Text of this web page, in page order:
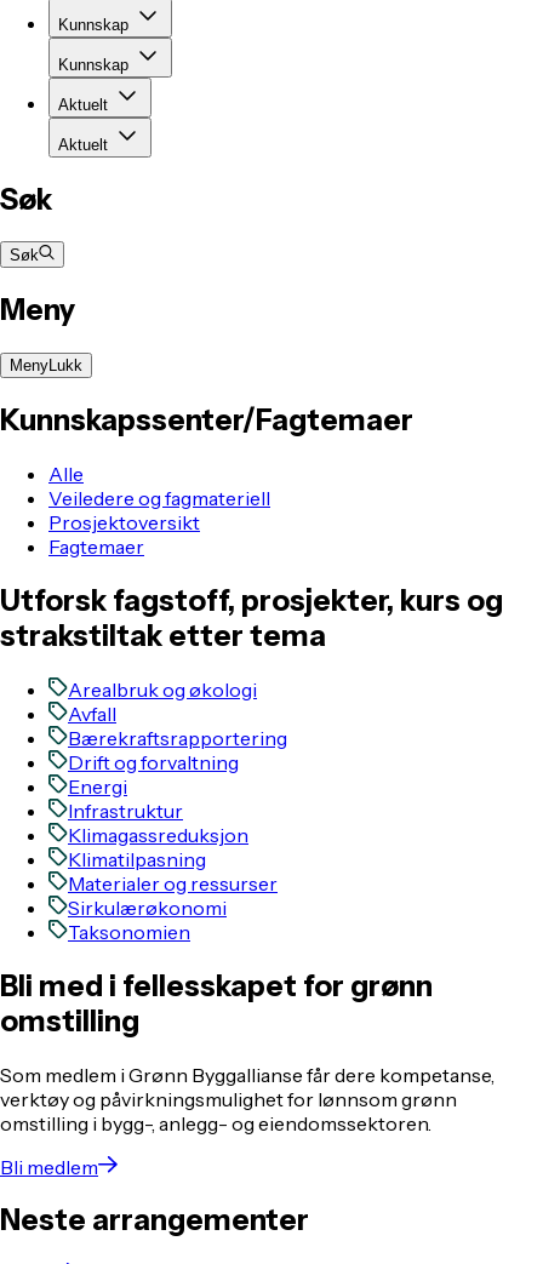
Kunnskap
Kunnskap
Aktuelt
Aktuelt
Søk
Søk
Meny
MenyLukk
Kunnskapssenter/Fagtemaer
Alle
Veiledere og fagmateriell
Prosjektoversikt
Fagtemaer
Utforsk fagstoff, prosjekter, kurs og
strakstiltak etter tema
Arealbruk og økologi
Avfall
Bærekraftsrapportering
Drift og forvaltning
Energi
Infrastruktur
Klimagassreduksjon
Klimatilpasning
Materialer og ressurser
Sirkulærøkonomi
Taksonomien
Bli med i fellesskapet for grønn
omstilling
Som medlem i Grønn Byggallianse får dere kompetanse,
verktøy og påvirkningsmulighet for lønnsom grønn
omstilling i bygg-, anlegg- og eiendomssektoren.
Bli medlem
Neste arrangementer